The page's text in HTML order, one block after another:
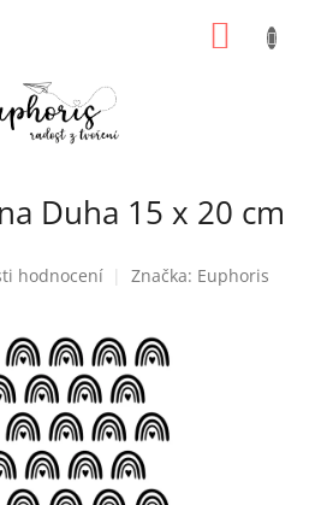
Duha 15 x 20 cm
hodnocení Značka: Euphoris